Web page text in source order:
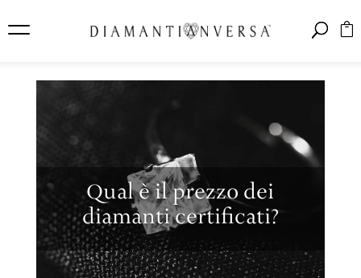
Qual è il prezzo dei
diamanti certificati?